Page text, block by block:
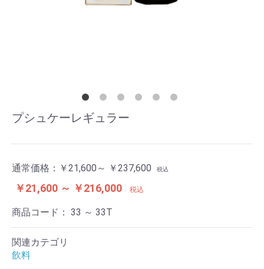
プシュケーレギュラー
通常価格： ￥21,600～ ￥237,600 税込
￥21,600 ～ ￥216,000 税込
商品コード： 33 ～ 33T
関連カテゴリ
飲料